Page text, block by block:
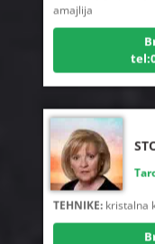
TEHNIKE:kristalna